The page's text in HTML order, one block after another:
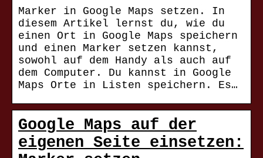
Marker in Google Maps setzen. In
diesem Artikel lernst du, wie du
einen Ort in Google Maps speichern
und einen Marker setzen kannst,
sowohl auf dem Handy als auch auf
dem Computer. Du kannst in Google
Maps Orte in Listen speichern. Es…
Google Maps auf der
eigenen Seite einsetzen: